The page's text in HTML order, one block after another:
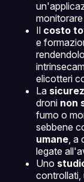
Il costo
e
rendendolo
elicotteri
La
droni non
fumo o
sebbene
umane ,
legate
Uno
controllati,